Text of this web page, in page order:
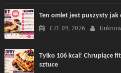
Ten omlet jest puszysty jak
CZE 09, 2026
Tylko 106 kcal! Chrupiące
sztuce